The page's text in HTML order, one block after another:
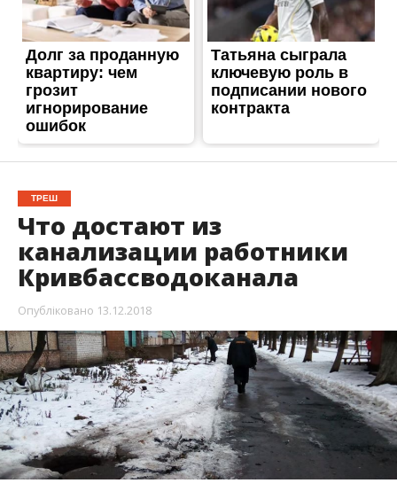
ТРЕШ
Что достают из
канализации работники
Кривбассводоканала
Опубліковано 13.12.2018